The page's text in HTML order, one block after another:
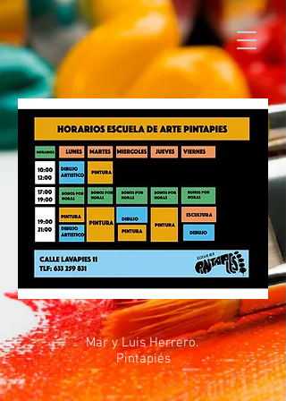
Mar y Luis Herrero.
Pintapiés